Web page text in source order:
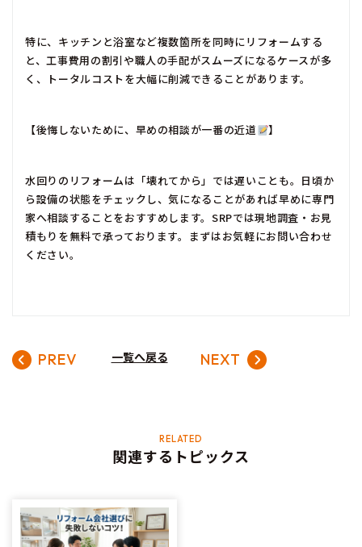
特に、キッチンと浴室など複数箇所を同時にリフォームする
と、工事費用の割引や職人の手配がスムーズになるケースが多
く、トータルコストを大幅に削減できることがあります。
【後悔しないために、早めの相談が一番の近道 】
水回りのリフォームは「壊れてから」では遅いことも。日頃か
ら設備の状態をチェックし、気になることがあれば早めに専門
家へ相談することをおすすめします。SRPでは現地調査・お見
積もりを無料で承っております。まずはお気軽にお問い合わせ
ください。
PREV NEXT
一覧へ戻る
関連するトピックス